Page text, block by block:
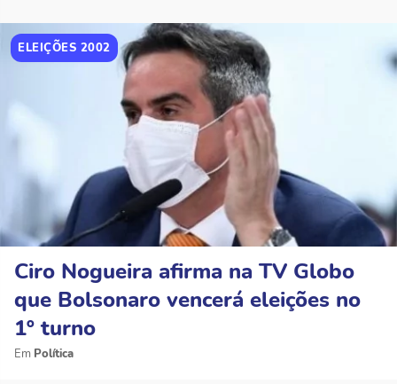
ELEIÇÕES 2002
Ciro Nogueira afirma na TV Globo
que Bolsonaro vencerá eleições no
1º turno
Política